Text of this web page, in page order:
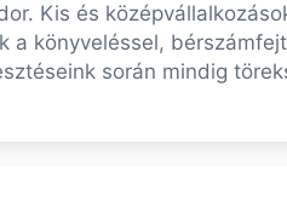
Kis és
a könyveléssel,
során mindig